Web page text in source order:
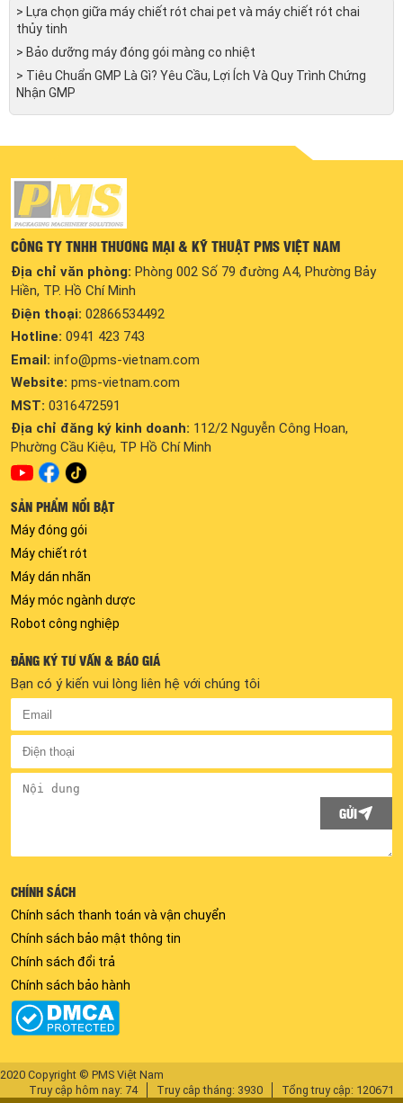
> Lựa chọn giữa máy chiết rót chai pet và máy chiết rót chai
thủy tinh
> Bảo dưỡng máy đóng gói màng co nhiệt
> Tiêu Chuẩn GMP Là Gì? Yêu Cầu, Lợi Ích Và Quy Trình Chứng
Nhận GMP
CÔNG TY TNHH THƯƠNG MẠI & KỸ THUẬT PMS VIỆT NAM
Địa chỉ văn phòng: Phòng 002 Số 79 đường A4, Phường Bảy
Hiền, TP. Hồ Chí Minh
Điện thoại: 02866534492
Hotline: 0941 423 743
Email: info@pms-vietnam.com
Website: pms-vietnam.com
MST: 0316472591
Địa chỉ đăng ký kinh doanh: 112/2 Nguyễn Công Hoan,
Phường Cầu Kiệu, TP Hồ Chí Minh
SẢN PHẨM NỔI BẬT
Máy đóng gói
Máy chiết rót
Máy dán nhãn
Máy móc ngành dược
Robot công nghiệp
ĐĂNG KÝ TƯ VẤN & BÁO GIÁ
Bạn có ý kiến vui lòng liên hệ với chúng tôi
GỬI
CHÍNH SÁCH
Chính sách thanh toán và vận chuyển
Chính sách bảo mật thông tin
Chính sách đổi trả
Chính sách bảo hành
2020 Copyright © PMS Việt Nam
Truy cập hôm nay: 74
Truy câp tháng: 3930 Tổng truy cập: 120671